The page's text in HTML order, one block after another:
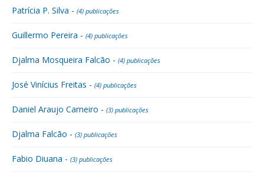
Patrícia P. Silva - (4) publicações
Guillermo Pereira - (4) publicações
Djalma Mosqueira Falcão - (4) publicações
José Vinícius Freitas - (4) publicações
Daniel Araujo Carneiro - (3) publicações
Djalma Falcão - (3) publicações
Fabio Diuana - (3) publicações